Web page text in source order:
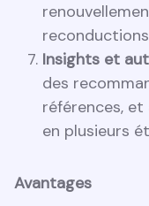
Insights et
des
références,
en plusieurs
Avantages